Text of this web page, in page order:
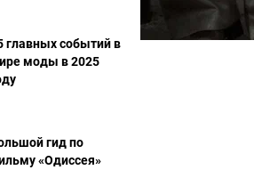
главных событий в
моды в 2025
гид по
«Одиссея»